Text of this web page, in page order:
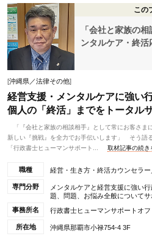
この
「会社と家族の
ンタルケア・終活
[沖縄県／法律その他]
経営支援・メンタルケアに強い
個人の「終活」までをトータル
「『会社と家族の相談相手』として常にお客さま
新しい『挑戦』を全力でお手伝いします」 そう語
「行政書士ヒューマンサポート...
取材記事の続
職種 経営・生き方・終活カウンセラ
専門分野
メンタルケアと経営支援に強い
題、問題、お悩み全般についてサ
事務所名
行政書士ヒューマンサポートオフ
所在地 沖縄県那覇市小禄754-4 3F